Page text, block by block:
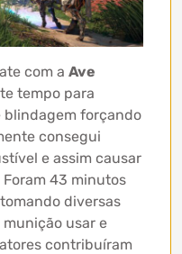
com a Ave
tempo para
blindagem forçando
consegui
e assim causar
43 minutos
diversas
usar e
contribuíram